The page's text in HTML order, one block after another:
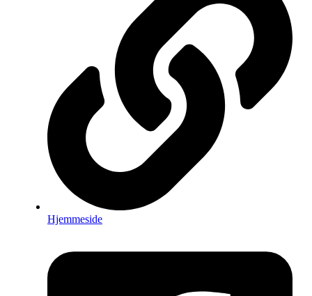
Hjemmeside